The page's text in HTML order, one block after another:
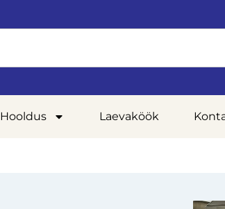
Hooldus Laevaköök